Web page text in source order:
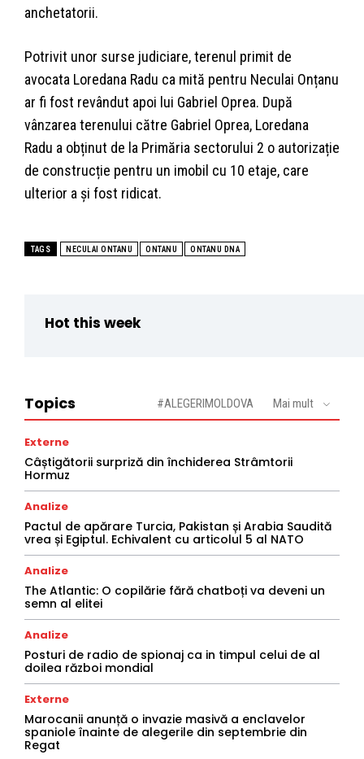
anchetatorii.
Potrivit unor surse judiciare, terenul primit de
avocata Loredana Radu ca mită pentru Neculai Onțanu
ar fi fost revândut apoi lui Gabriel Oprea. După
vânzarea terenului către Gabriel Oprea, Loredana
Radu a obținut de la Primăria sectorului 2 o autorizație
de construcție pentru un imobil cu 10 etaje, care
ulterior a și fost ridicat.
TAGS NECULAI ONTANU ONTANU ONTANU DNA
Hot this week
Topics #ALEGERIMOLDOVA Mai mult
Externe
Câștigătorii surpriză din închiderea Strâmtorii
Hormuz
Analize
Pactul de apărare Turcia, Pakistan și Arabia Saudită
vrea și Egiptul. Echivalent cu articolul 5 al NATO
Analize
The Atlantic: O copilărie fără chatboți va deveni un
semn al elitei
Analize
Posturi de radio de spionaj ca in timpul celui de al
doilea război mondial
Externe
Marocanii anunță o invazie masivă a enclavelor
spaniole înainte de alegerile din septembrie din
Regat